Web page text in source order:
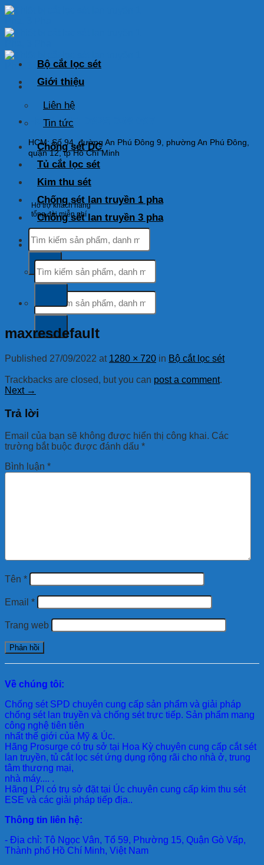
Skip
content
HOTLINE: 0925 038 097
HCM: Số 94, đường An Phú Đông 9, phường An Phú Đông,
quận 12, tp Hồ Chí Minh
Hỗ trợ khách hàng
tổng đài miễn phí
Tìm
kiếm:
kiếm:
Bộ cắt lọc sét
Giới thiệu
Liên hệ
Tin tức
Chống sét DC
Tủ cắt lọc sét
Kim thu sét
Chống sét lan truyền 1 pha
Chống sét lan truyền 3 pha
Tìm
kiếm:
maxresdefault
Published 27/09/2022 at 1280 × 720 in Bộ cắt lọc sét
Trackbacks are closed, but you can post a comment.
Next →
Trả lời
Email của bạn sẽ không được hiển thị công khai. Các
trường bắt buộc được đánh dấu *
Bình luận *
Tên *
Email *
Trang web
Về chúng tôi:
Chống sét SPD chuyên cung cấp sản phẩm và giải pháp
chống sét lan truyền và chống sét trực tiếp. Sản phẩm mang
công nghệ tiên tiên
nhất thế giới của Mỹ & Úc.
Hãng Prosurge có trụ sở tại Hoa Kỳ chuyên cung cấp cắt sét
lan truyền, tủ cắt lọc sét ứng dụng rộng rãi cho nhà ở, trung
tâm thương mại,
nhà máy.... .
Hãng LPI có trụ sở đặt tại Úc chuyên cung cấp kim thu sét
ESE và các giải pháp tiếp địa..
Thông tin liên hệ:
- Địa chỉ: Tô Ngọc Vân, Tổ 59, Phường 15, Quận Gò Vấp,
Thành phố Hồ Chí Minh, Việt Nam